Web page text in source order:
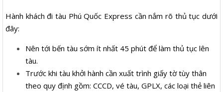
Hành khách đi tàu Phú Quốc Express cần nắm rõ thủ tục dưới
đây:
Nên tới bến tàu sớm ít nhất 45 phút để làm thủ tục lên
tàu.
Trước khi tàu khởi hành cần xuất trình giấy tờ tùy thân
theo quy định gồm: CCCD, vé tàu, GPLX, các loại thẻ liên